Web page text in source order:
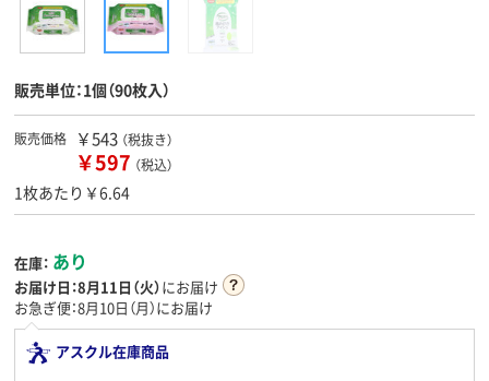
販売単位：1個（90枚入）
販売価格 ￥543 （税抜き）
￥597 （税込）
1枚あたり￥6.64
在庫： あり
お届け日：8月11日（火）にお届け
お急ぎ便：8月10日（月）にお届け
アスクル在庫商品